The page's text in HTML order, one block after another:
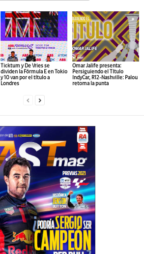
Ticktum y De Vries se
dividen la Fórmula E en Tokio
y 10 van por el título a
Londres
Omar Jalife presenta:
Persiguiendo el Título
IndyCar, R12-Nashville: Palou
retoma la punta